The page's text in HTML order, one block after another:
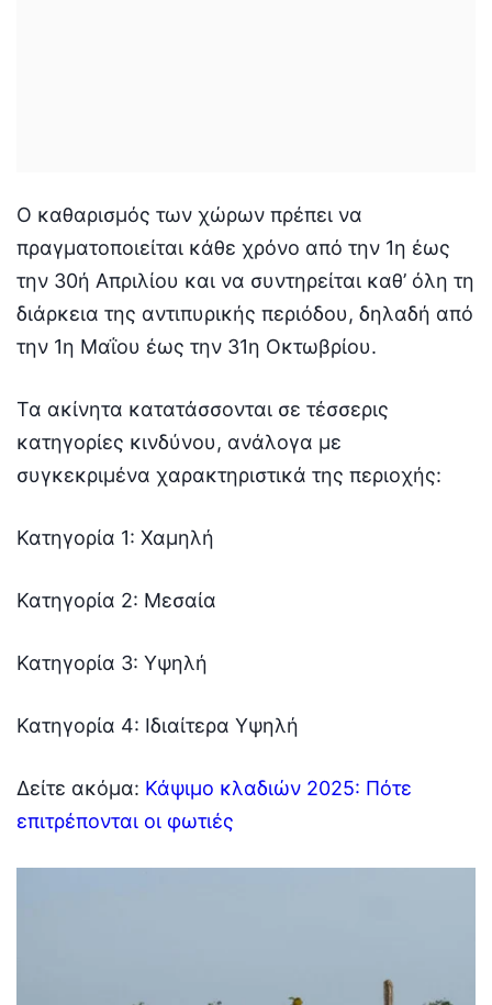
Ο καθαρισμός των χώρων πρέπει να
πραγματοποιείται κάθε χρόνο από την 1η έως
την 30ή Απριλίου και να συντηρείται καθ’ όλη τη
διάρκεια της αντιπυρικής περιόδου, δηλαδή από
την 1η Μαΐου έως την 31η Οκτωβρίου.
Τα ακίνητα κατατάσσονται σε τέσσερις
κατηγορίες κινδύνου, ανάλογα με
συγκεκριμένα χαρακτηριστικά της περιοχής:
Κατηγορία 1: Χαμηλή
Κατηγορία 2: Μεσαία
Κατηγορία 3: Υψηλή
Κατηγορία 4: Ιδιαίτερα Υψηλή
Δείτε ακόμα: Κάψιμο κλαδιών 2025: Πότε
επιτρέπονται οι φωτιές